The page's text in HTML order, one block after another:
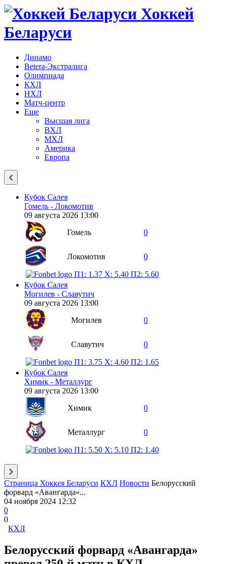
Хоккей
Беларуси
Динамо
Betera-Экстралига
Олимпиада
КХЛ
НХЛ
Матч-центр
Еще
Высшая лига
ВХЛ
МХЛ
Америка
Европа
Кубок Салея
Гомель - Локомотив
09 августа 2026 13:00
Гомель
0
Локомотив 0
П1: 1.37 X: 5.40 П2: 5.60
Кубок Салея
Могилев - Славутич
09 августа 2026 13:00
Могилев
0
Славутич 0
П1: 3.75 X: 4.60 П2: 1.65
Кубок Салея
Химик - Металлург
09 августа 2026 13:00
Химик
0
Металлург 0
П1: 5.50 X: 5.10 П2: 1.40
Страница Хоккея Беларуси КХЛ Новости Белорусский
форвард «Авангарда»...
04 ноября 2024 12:32
0
0
КХЛ
Белорусский форвард «Авангарда»